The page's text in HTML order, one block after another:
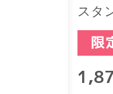
スタ